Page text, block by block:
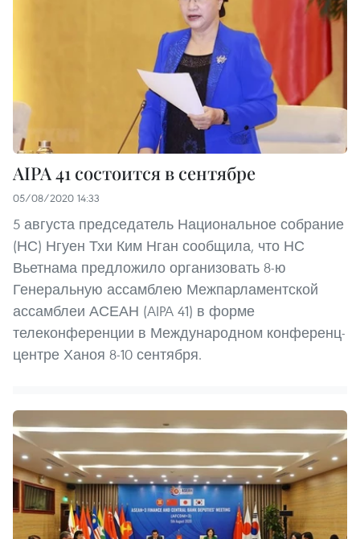
AIPA 41 состоится в сентябре
05/08/2020 14:33
5 августа председатель Национальное собрание
(НС) Нгуен Тхи Ким Нган сообщила, что НС
Вьетнама предложило организовать 8-ю
Генеральную ассамблею Межпарламентской
ассамблеи АСЕАН (AIPA 41) в форме
телеконференции в Международном конференц-
центре Ханоя 8-10 сентября.